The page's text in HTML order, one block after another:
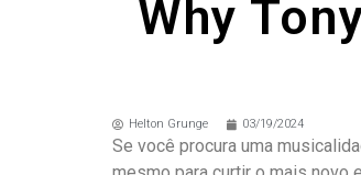
Why
Helton Grunge 03/19/2024
Se você procura uma